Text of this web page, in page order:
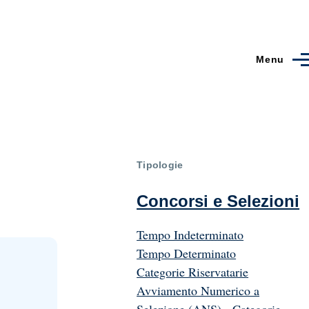
Menu
Tipologie
Concorsi e Selezioni
Tempo Indeterminato
Tempo Determinato
Categorie Riservatarie
Avviamento Numerico a